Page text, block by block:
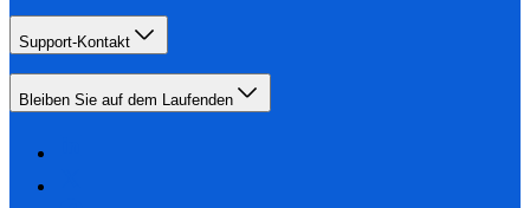
Support-Kontakt
Bleiben Sie auf dem Laufenden